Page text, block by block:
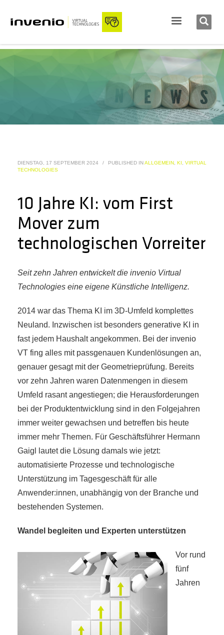
DIENSTAG, 17 SEPTEMBER 2024 / PUBLISHED INALLGEMEIN KI
VIRTUAL
TECHNOLOGIES
10 Jahre KI: vom First
Mover zum
technologischen Vorreiter
Seit zehn Jahren entwickelt die invenio Virtual
Technologies eine eigene Künstliche Intelligenz.
2014 war das Thema KI im 3D-Umfeld komplettes
Neuland. Inzwischen ist besonders generative KI in
fast jedem Haushalt angekommen. Bei der invenio
VT fing alles mit passgenauen Kundenlösungen an,
genauer gesagt mit der Geometrieprüfung. Bereits
vor zehn Jahren waren Datenmengen in diesem
Umfeld rasant angestiegen; die Herausforderungen
bei der Produktentwicklung sind in den Folgejahren
immer weiter gewachsen und betreffen bis heute
immer mehr Themen. Für Geschäftsführer Hermann
Gaigl lautet die Lösung damals wie jetzt:
automatisierte Prozesse und technologische
Unterstützung im Tagesgeschäft für alle
Anwender:innen, unabhängig von der Branche und
bestehenden Systemen.
Wandel begleiten und Experten unterstützen
Vor rund
fünf
Jahren